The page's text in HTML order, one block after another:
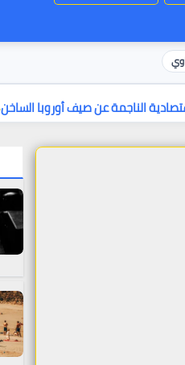
الناجمة عن صيف أوروبا الساخن